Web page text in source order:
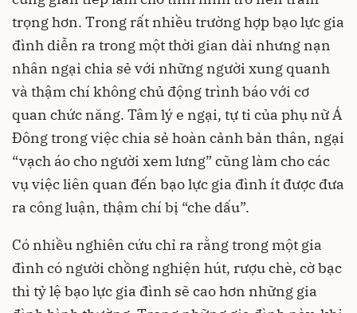
trọng hơn. Trong rất nhiều trường hợp bạo lực gia
đình diễn ra trong một thời gian dài nhưng nạn
nhân ngại chia sẻ với những người xung quanh
và thậm chí không chủ động trình báo với cơ
quan chức năng. Tâm lý e ngại, tự ti của phụ nữ Á
Đông trong việc chia sẻ hoàn cảnh bản thân, ngại
“vạch áo cho người xem lưng” cũng làm cho các
vụ việc liên quan đến bạo lực gia đình ít được đưa
ra công luận, thậm chí bị “che dấu”.
Có nhiều nghiên cứu chỉ ra rằng trong một gia
đình có người chồng nghiện hút, rượu chè, cờ bạc
thì tỷ lệ bạo lực gia đình sẽ cao hơn những gia